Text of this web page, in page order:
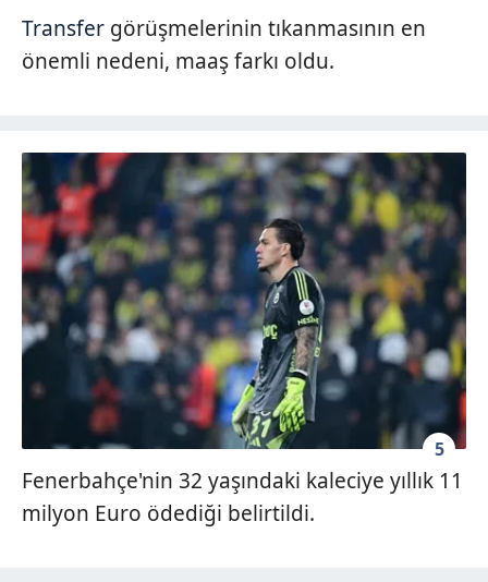
Transfer görüşmelerinin tıkanmasının en
önemli nedeni, maaş farkı oldu.
5
Fenerbahçe'nin 32 yaşındaki kaleciye yıllık 11
milyon Euro ödediği belirtildi.